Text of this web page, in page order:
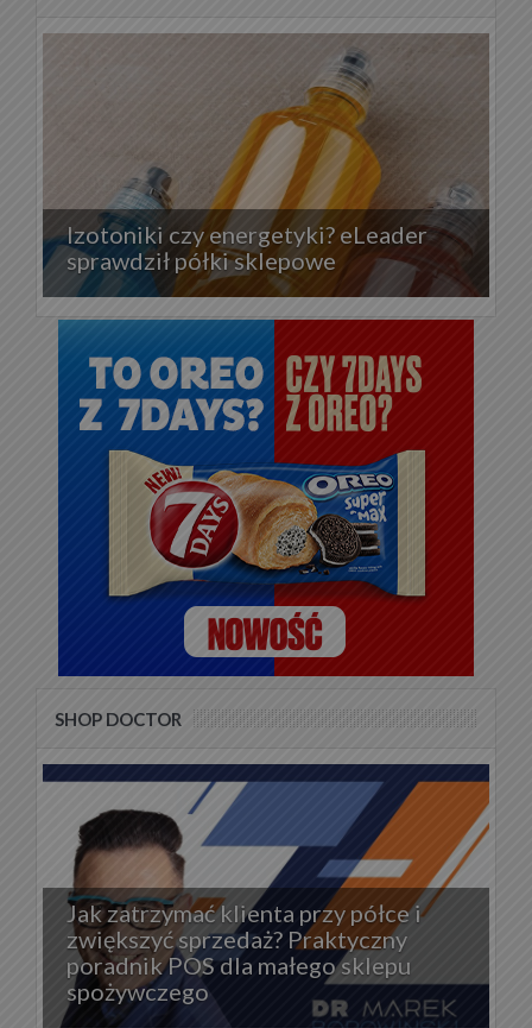
Izotoniki czy energetyki? eLeader
sprawdził półki sklepowe
SHOP DOCTOR
Jak zatrzymać klienta przy półce i
zwiększyć sprzedaż? Praktyczny
poradnik POS dla małego sklepu
spożywczego